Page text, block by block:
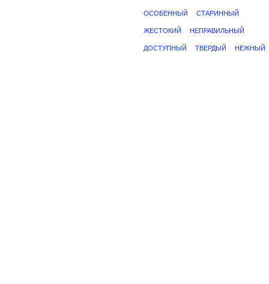
ОСОБЕННЫЙ СТАРИННЫЙ
ЖЕСТОКИЙ НЕПРАВИЛЬНЫЙ
ДОСТУПНЫЙ ТВЕРДЫЙ НЕЖНЫЙ